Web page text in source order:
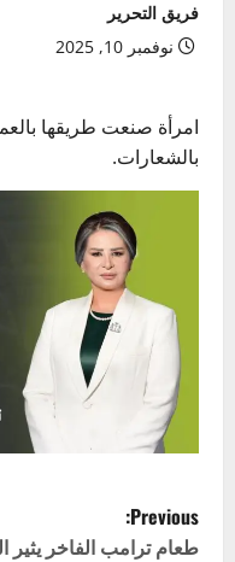
فريق التحرير
نوفمبر 10, 2025
امرأة صنعت طريقها
بالشعارات.
P
Previous:
طعام ترامب الفاخر يثير